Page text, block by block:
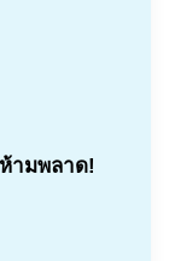
ามพลาด!